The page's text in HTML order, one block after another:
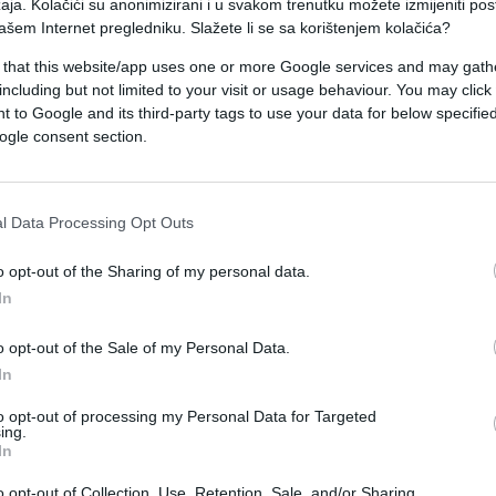
Kolačići su anonimizirani i u svakom trenutku možete izmijeniti
Internet pregledniku. Slažete li se sa korištenjem kolačića?
that this website/app uses one or more Google services and may
but not limited to your visit or usage behaviour. You may
to Google and its third-party tags to use your data for below
consent section.
Data Processing Opt Outs
opt-out of the Sharing of my personal data.
opt-out of the Sale of my Personal Data.
opt-out of processing my Personal Data for Targeted
je, kako kaže, imao ogromnu nervozu iako je
ponude produkcije Hype da se pojavi u
snimanje na Rabu pomogli su mu da se opusti i
glumaca, što mu je dodatno podiglo